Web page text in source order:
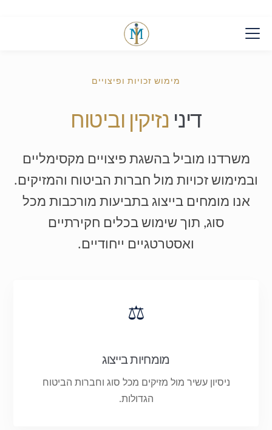
מימוש זכויות ופיצויים
דיני נזיקין וביטוח
משרדנו מוביל בהשגת פיצויים מקסימליים
ובמימוש זכויות מול חברות הביטוח והמזיקים.
אנו מומחים בייצוג בתביעות מורכבות מכל
סוג, תוך שימוש בכלים חקירתיים
ואסטרטגיים ייחודיים.
⚖️
מומחיות בייצוג
ניסיון עשיר מול מזיקים מכל סוג וחברות הביטוח
הגדולות.